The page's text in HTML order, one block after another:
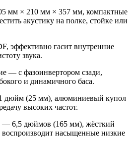
мм × 210 мм × 357 мм, компактные
акустику на полке, стойке или
эффективно гасит внутренние
звука.
— с фазоинвертором сзади,
и динамичного баса.
дюйм (25 мм), алюминиевый купол
высоких частот.
— 6,5 дюймов (165 мм), жёсткий
насыщенные низкие